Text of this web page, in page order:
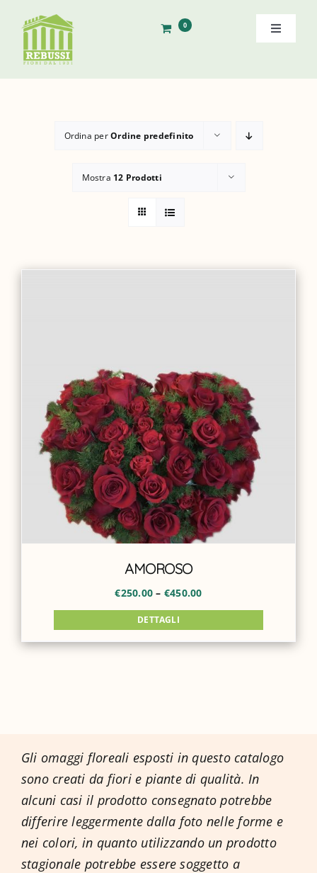
contenuto
0
Toggle
Home
Ordina perOrdine predefinito
Mostra 12 Prodotti
AMOROSO
€250.00 – €450.00
DETTAGLI
Gli omaggi floreali esposti in questo catalogo
sono creati da fiori e piante di qualità. In
alcuni casi il prodotto consegnato potrebbe
differire leggermente dalla foto nelle forme e
nei colori, in quanto utilizzando un prodotto
stagionale potrebbe essere soggetto a